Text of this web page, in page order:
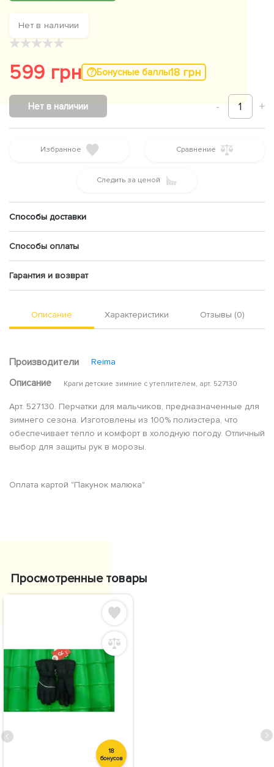
Нет в наличии
★★★★★
599 грн Бонусные баллы18 грн
- 1 +
Нет в наличии
Избранное Сравнение
Следить за ценой
Способы доставки
Способы оплаты
Гарантия и возврат
Описание Характеристики Отзывы (0)
Производители Reima
Описание Краги детские зимние с утеплителем, арт. 527130
Арт. 527130. Перчатки для мальчиков, предназначенные для
зимнего сезона. Изготовлены из 100% полиэстера, что
обеспечивает тепло и комфорт в холодную погоду. Отличный
выбор для защиты рук в морозы.
Оплата картой "Пакунок малюка"
Просмотренные товары
18
бонусов